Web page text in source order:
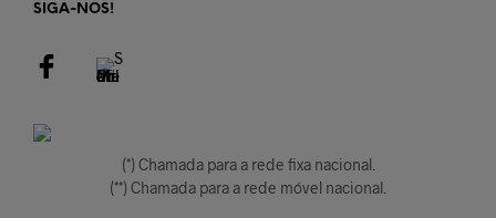
SIGA-NOS!
(*) Chamada para a rede fixa nacional.
(**) Chamada para a rede móvel nacional.